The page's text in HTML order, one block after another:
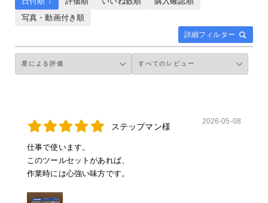
詳細フィルター
写真・動画付き順
ステップマン様
2026-05-08
仕事で使います。
このツールセットがあれば、
作業時には心強い味方です。